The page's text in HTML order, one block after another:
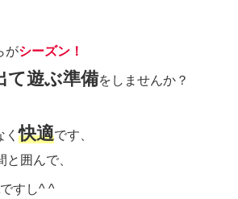
がシーズン！
て遊ぶ準備をしませんか？
く快適です、
囲んで、
ですし^ ^